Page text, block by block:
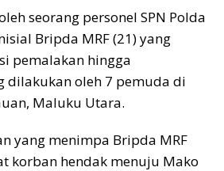
seorang personel SPN Polda
Bripda MRF (21) yang
pemalakan hingga
dilakukan oleh 7 pemuda di
Maluku Utara.
yang menimpa Bripda MRF
korban hendak menuju Mako